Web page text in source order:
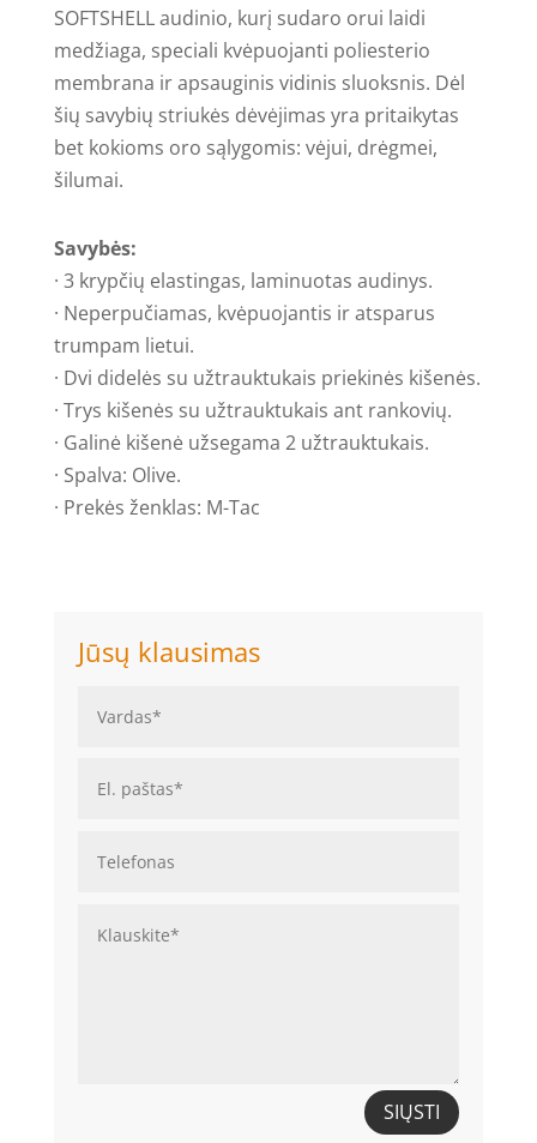
SOFTSHELL audinio, kurį sudaro orui laidi
medžiaga, speciali kvėpuojanti poliesterio
membrana ir apsauginis vidinis sluoksnis. Dėl
šių savybių striukės dėvėjimas yra pritaikytas
bet kokioms oro sąlygomis: vėjui, drėgmei,
šilumai.
Savybės:
· 3 krypčių elastingas, laminuotas audinys.
· Neperpučiamas, kvėpuojantis ir atsparus
trumpam lietui.
· Dvi didelės su užtrauktukais priekinės kišenės.
· Trys kišenės su užtrauktukais ant rankovių.
· Galinė kišenė užsegama 2 užtrauktukais.
· Spalva: Olive.
· Prekės ženklas: M-Tac
Jūsų klausimas
SIŲSTI